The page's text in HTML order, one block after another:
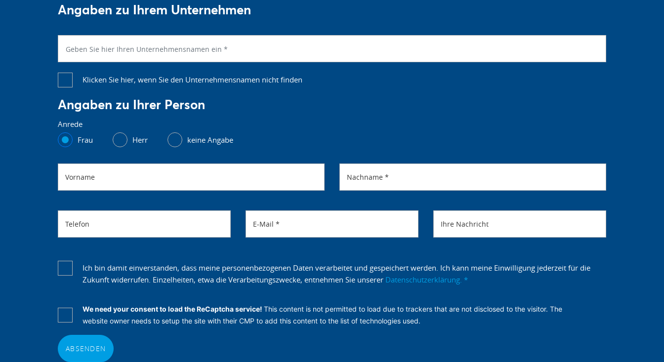
Angaben zu Ihrem Unternehmen
Klicken Sie hier, wenn Sie den Unternehmensnamen nicht finden
Angaben zu Ihrer Person
Anrede
Frau
Herr keine Angabe
Vorname Nachname *
Telefon E-Mail * Ihre Nachricht
Ich bin damit einverstanden, dass meine personenbezogenen Daten verarbeitet und gespeichert werden. Ich kann meine Einwilligung jederzeit für die
Zukunft widerrufen. Einzelheiten, etwa die Verarbeitungszwecke, entnehmen Sie unserer Datenschutzerklärung. *
We need your consent to load the ReCaptcha service! This content is not permitted to load due to trackers that are not disclosed to the visitor. The
website owner needs to setup the site with their CMP to add this content to the list of technologies used.
ABSENDEN